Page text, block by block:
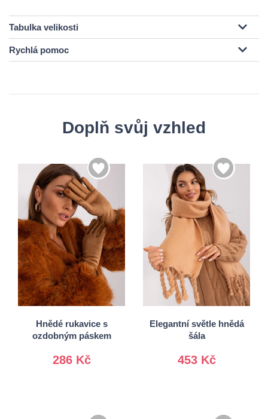
Tabulka velikosti
Rychlá pomoc
Doplň svůj vzhled
Hnědé rukavice s
ozdobným páskem
286 Kč
S/M
L/XL
Elegantní světle hnědá
šála
453 Kč
Univerzální